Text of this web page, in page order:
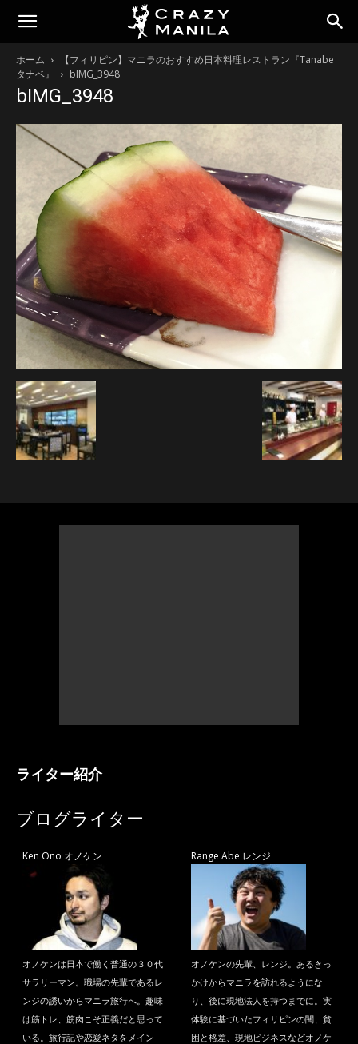
ホーム
【フィリピン】マニラのおすすめ日本料理レストラン『Tanabe
タナベ』
bIMG_3948
bIMG_3948
ライター紹介
ブログライター
Ken Ono オノケン
オノケンは日本で働く普通の３０代
サラリーマン。職場の先輩であるレ
ンジの誘いからマニラ旅行へ。趣味
は筋トレ、筋肉こそ正義だと思って
いる。旅行記や恋愛ネタをメイン
Range Abe レンジ
オノケンの先輩、レンジ。あるきっ
かけからマニラを訪れるようにな
り、後に現地法人を持つまでに。実
体験に基づいたフィリピンの闇、貧
困と格差、現地ビジネスなどオノケ